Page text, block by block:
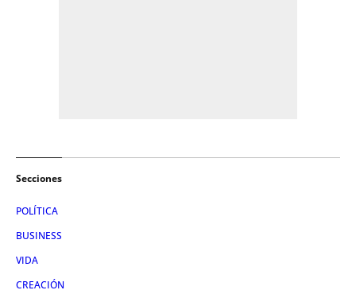
Secciones
POLÍTICA
BUSINESS
VIDA
CREACIÓN